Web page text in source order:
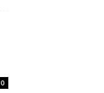
0